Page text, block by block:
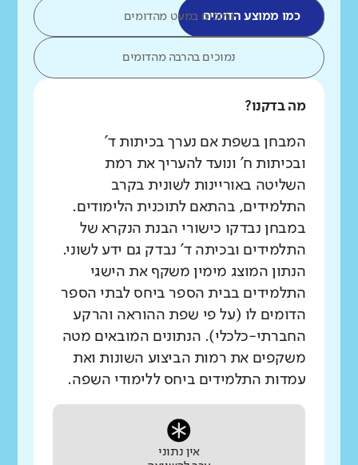
כמו ממוצע הדומיםנמוכים במעט מהדומים
נמוכים בהרבה מהדומים
מה בדקנו?
המבחן בשפת אם נערך בכיתות ד'
ובכיתות ח' ונועד להעריך את רמת
השליטה באוריינות לשונית בקרב
התלמידים, בהתאם לתוכנית הלימודים.
במבחן נבדקו כישורי הבנת הנקרא של
התלמידים ובכיתה ד' נבדק גם ידע לשוני.
הנתון המוצג מימין משקף את הישגי
התלמידים בבית הספר ביחס לבתי הספר
הדומים לו (על פי שפת ההוראה והרקע
החברתי-כלכלי). הנתונים המובאים מטה
משקפים את רמות הביצוע השונות ואת
עמדות התלמידים ביחס ללימודי השפה.
אין נתוני